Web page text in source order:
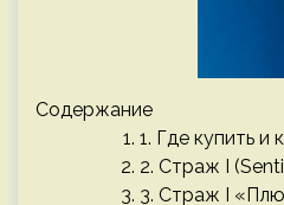
Содержание
1. Где купить и
2. Страж I
3. Страж I